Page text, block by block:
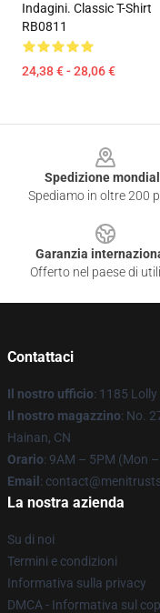
Indagini. Classic T-Shirt
RB0811
24,38 € - 28,06 €
Spedizione
Spediamo in oltre 200
Garanzia
Offerto nel paese di
Contattaci
Il nostro ufficio: 1185
Il nostro magazzino: No.
Hainan, CN
Orario: 9AM – 5PM (Mon
Email :
La nostra azienda
Su di noi
Termini e condizioni
Informativa sulla privacy
DMCA - Informativa sul